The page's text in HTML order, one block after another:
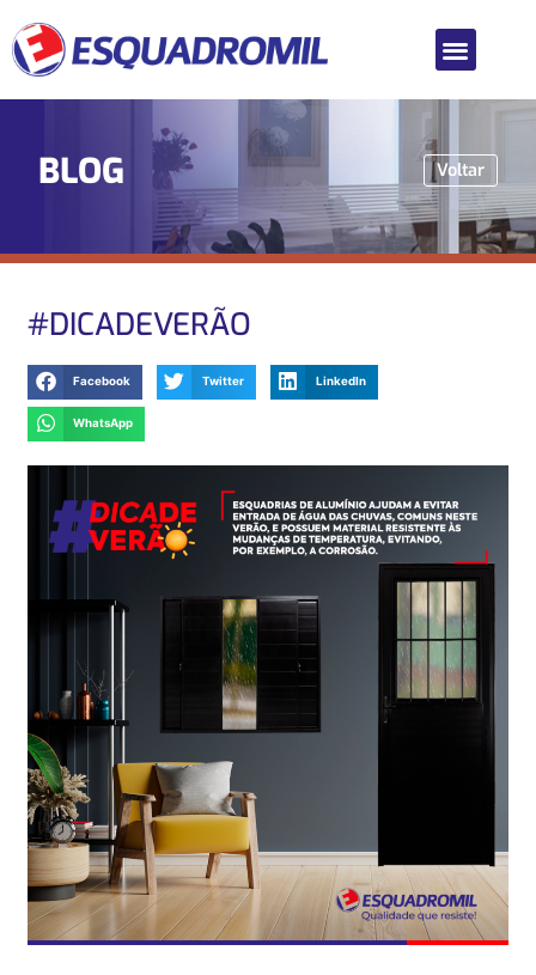
BLOG Voltar
#DICADEVERÃO
Facebook Twitter LinkedIn
WhatsApp